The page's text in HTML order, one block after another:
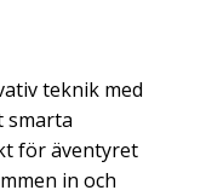
teknik med
smarta
för äventyret
in och